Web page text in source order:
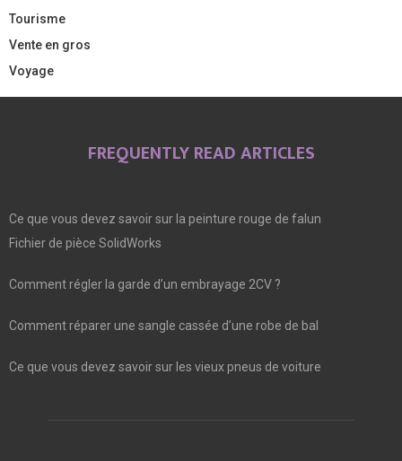
Tourisme
Vente en gros
Voyage
FREQUENTLY READ ARTICLES
Ce que vous devez savoir sur la peinture rouge de falun
Fichier de pièce SolidWorks
Comment régler la garde d’un embrayage 2CV ?
Comment réparer une sangle cassée d’une robe de bal
Ce que vous devez savoir sur les vieux pneus de voiture